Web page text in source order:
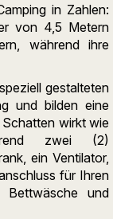
in Zahlen:
von 4,5 Metern
während ihre
gestalteten
und bilden eine
wirkt wie
zwei (2)
ein Ventilator,
für Ihren
Bettwäsche und